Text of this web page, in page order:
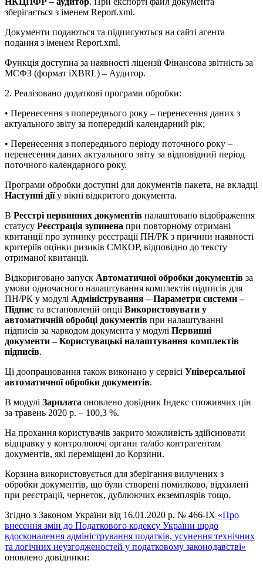
зберігається з іменем Report.xml.
Документи подаються та підписуються на сайті агента
подання з іменем Report.xml.
Функція доступна за наявності ліцензії Фінансова звітність за
МСФЗ (формат iXBRL) – Аудитор.
2. Реалізовано додаткові програми обробки:
• Перенесення з попереднього року – перенесення даних з
актуального звіту за попередній календарний рік;
• Перенесення з попереднього періоду поточного року –
перенесення даних актуального звіту за відповідний період
поточного календарного року.
Програми обробки доступні для документів пакета, на вкладці
Наступні діїу вікні відкритого документа.
В Реєстрі первинних документів налаштовано відображення
статусу Реєстрація зупинена при повторному отримані
квитанції про зупинку реєстрації ПН/РК з причини наявності
критеріїв оцінки ризиків СМКОР, відповідно до тексту
отриманої квитанції.
Відкориговано запуск Автоматичної обробки документів за
умови одночасного налаштування комплектів підписів для
ПН/РК у модулі Адміністрування – Параметри системи –
Підпис та встановленій опціїВикористовувати у
автоматичній обробці документів при налаштуванні
підписів за чаркодом документа у модулі Первинні
документи – Користувацькі налаштування комплектів
підписів.
Ці доопрацювання також виконано у сервісі Універсальної
автоматичної обробки документів.
В модулі Зарплата оновлено довідник Індекс споживчих цін
за травень 2020 р. – 100,3 %.
На прохання користувачів закрито можливість здійснювати
відправку у контролюючі органи та/або контрагентам
документів, які переміщені до Корзини.
Корзина використовується для зберігання вилучених з
обробки документів, що були створені помилково, відхилені
при реєстрації, чернеток, дублюючих екземплярів тощо.
Згідно з Законом України від 16.01.2020 р. № 466-IX «Про
внесення змін до Податкового кодексу України щодо
вдосконалення адміністрування податків, усунення технічних
та логічних неузгодженостей у податковому законодавстві»
оновлено довідники: